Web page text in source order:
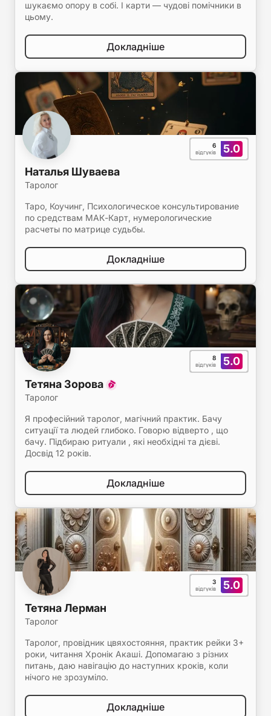
шукаємо опору в собі. І карти — чудові помічники в
цьому.
Докладніше
5.0
6
відгуків
Наталья Шуваева
Таролог
Таро, Коучинг, Психологическое консультирование
по средствам МАК-Карт, нумерологические
расчеты по матрице судьбы.
Докладніше
5.0
8
відгуків
Тетяна Зорова
Таролог
Я професійний таролог, магічний практик. Бачу
ситуації та людей глибоко. Говорю відверто , що
бачу. Підбираю ритуали , які необхідні та дієві.
Досвід 12 років.
Докладніше
5.0
3
відгуків
Тетяна Лерман
Таролог
Таролог, провідник цвяхостояння, практик рейки 3+
роки, читання Хронік Акаші. Допомагаю з різних
питань, даю навігацію до наступних кроків, коли
нічого не зрозуміло.
Докладніше